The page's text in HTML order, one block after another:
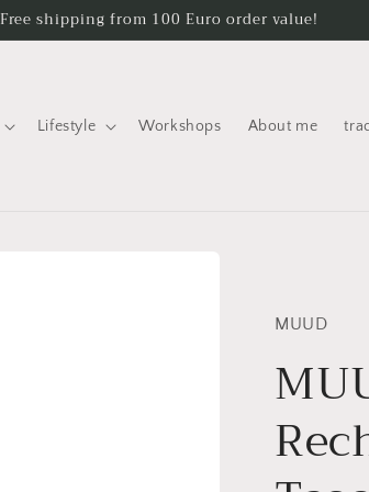
Free shipping from 100 Euro order value!
Lifestyle Workshops About me
MUUD